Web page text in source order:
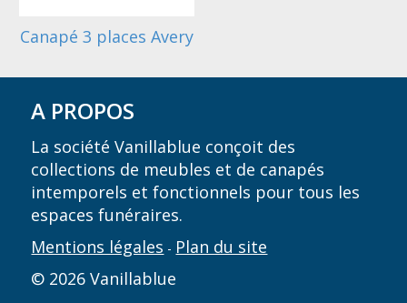
Canapé 3 places Avery
A PROPOS
La société Vanillablue conçoit des
collections de meubles et de canapés
intemporels et fonctionnels pour tous les
espaces funéraires.
Mentions légales - Plan du site
© 2026 Vanillablue